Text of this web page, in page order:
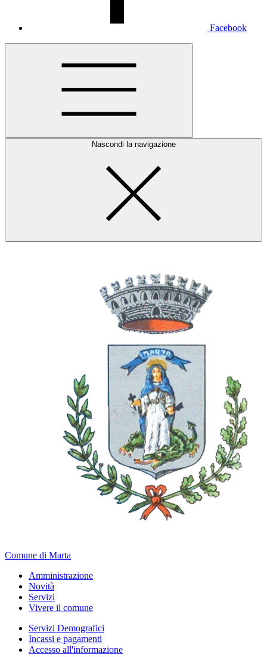
Facebook
Nascondi la navigazione
Comune di Marta
Amministrazione
Novità
Servizi
Vivere il comune
Servizi Demografici
Incassi e pagamenti
Accesso all'informazione